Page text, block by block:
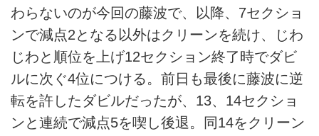
わらないのが今回の藤波で、以降、7セクショ
ンで減点2となる以外はクリーンを続け、じわ
じわと順位を上げ12セクション終了時でダビ
ルに次ぐ4位につける。前日も最後に藤波に逆
転を許したダビルだったが、13、14セクショ
ンと連続で減点5を喫し後退。同14をクリーン